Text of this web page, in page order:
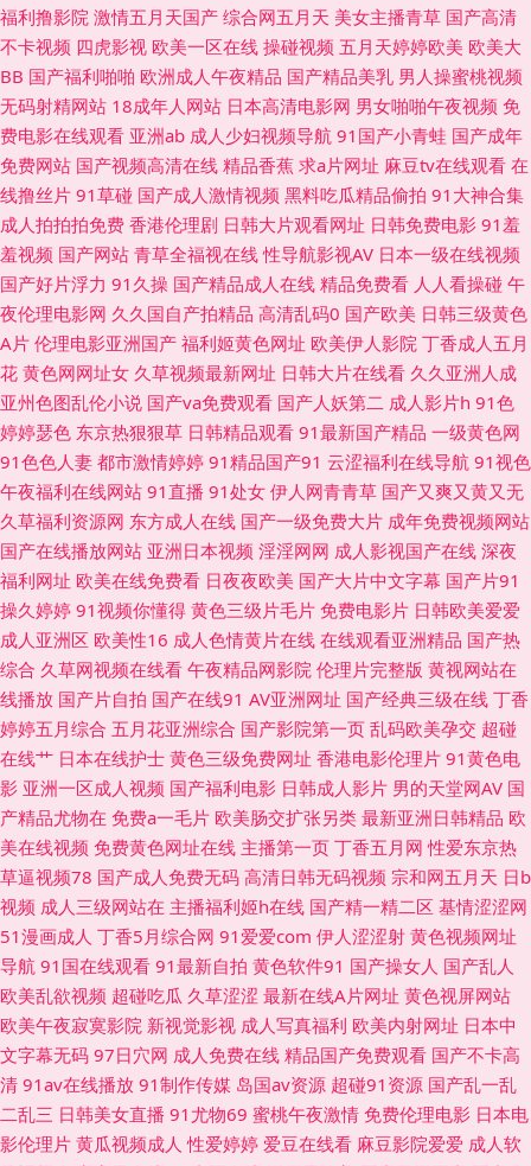
观看入口 黑料吃瓜AV资源网址 色播东京热 91熟女探花 久久精品高清免费视
频 影音先锋av资源导航 成人精品区 欧美a在线 91成人视频18 wwwcom 色
情99 91电影免费看 成人精品大片在线看 亚洲99精品综合 www91男人 日韩
qv 91青草视频网 日本啊V在线视频观看 91社永久入口 黑料AV在线 五月狠狠
精品人妻 福利姬91n 亚洲a午夜线上看 91视频在线网址 加勒比一本道无码
深爱午夜天 91黄色视频网址 超碰cop 久草资源网站 午夜在线电影 99视频精
品 老湿青青草 亚洲97超碰超碰 91九色一区二区 97人妻资源总站超碰 欧日
韩精品无码AV片 夜夜骑家庭影院 91香蕉国产线看 美女毛片专区 影音先锋中
文AV 成人是频线观 男人天堂avcon 91夫妻视频 黄色91网址 日韩综合无码不
卡 91成人蝌蚪 俺来也123 久久強奸视频 91福利社区 精品福利在线 亚洲色
图!1p 操B在线公开视频 色妞妞婷婷操导航 91丝袜视频网站 欧美国产日韩成
人 91男人影院 日逼不卡 大香蕉伊重 深爱激情欧美 操逼色播 日韩无码av中
出 91香蕉网 日韩黄欧美 91涩涩视频 内射尤物人妻14p 91啦精品视频网站
三级黄色毛片国内 www成人网址在线 色色综合网免费观看 操91网 中文字幕
三四五区 黄色直播91 91福利资源在线 欧美日韩成人 av不卡在线电影网 午
夜在线电影 大香蕉导航 1024伦理片 国内自拍iav 91破解网官网 男人天堂网
91 99久热re在线品种 丝瓜视频草莓福利导航 久久香焦网 97色色电影 日韩
欧美大陆熟女偷拍 成人AV首付 五月天综合色图 岛国网站在线播放 亚洲变态
欧美另类精品 国产激情一区二区三区 91视频在线播放观看 先锋成人色av影
院 国产精品久久海角 1024在线免费看片 久久国产精品高潮 91精品日韩专区
福利撸影院 激情五月天国产 综合网五月天 美女主播青草 国产高清
不卡视频 四虎影视 欧美一区在线 操碰视频 五月天婷婷欧美 欧美大
BB 国产福利啪啪 欧洲成人午夜精品 国产精品美乳 男人操蜜桃视频
无码射精网站 18成年人网站 日本高清电影网 男女啪啪午夜视频 免
费电影在线观看 亚洲ab 成人少妇视频导航 91国产小青蛙 国产成年
免费网站 国产视频高清在线 精品香蕉 求a片网址 麻豆tv在线观看 在
线撸丝片 91草碰 国产成人激情视频 黑料吃瓜精品偷拍 91大神合集
成人拍拍拍免费 香港伦理剧 日韩大片观看网址 日韩免费电影 91羞
羞视频 国产网站 青草全福视在线 性导航影视AV 日本一级在线视频
国产好片浮力 91久操 国产精品成人在线 精品免费看 人人看操碰 午
夜伦理电影网 久久国自产拍精品 高清乱码0 国产欧美 日韩三级黄色
A片 伦理电影亚洲国产 福利姬黄色网址 欧美伊人影院 丁香成人五月
花 黄色网网址女 久草视频最新网址 日韩大片在线看 久久亚洲人成
亚州色图乱伦小说 国产va免费观看 国产人妖第二 成人影片h 91色
婷婷瑟色 东京热狠狠草 日韩精品观看 91最新国产精品 一级黄色网
91色色人妻 都市激情婷婷 91精品国产91 云涩福利在线导航 91视色
午夜福利在线网站 91直播 91处女 伊人网青青草 国产又爽又黄又无
久草福利资源网 东方成人在线 国产一级免费大片 成年免费视频网站
国产在线播放网站 亚洲日本视频 淫淫网网 成人影视国产在线 深夜
福利网址 欧美在线免费看 日夜夜欧美 国产大片中文字幕 国产片91
操久婷婷 91视频你懂得 黄色三级片毛片 免费电影片 日韩欧美爱爱
成人亚洲区 欧美性16 成人色情黄片在线 在线观看亚洲精品 国产热
综合 久草网视频在线看 午夜精品网影院 伦理片完整版 黄视网站在
线播放 国产片自拍 国产在线91 AV亚洲网址 国产经典三级在线 丁香
婷婷五月综合 五月花亚洲综合 国产影院第一页 乱码欧美孕交 超碰
在线艹 日本在线护士 黄色三级免费网址 香港电影伦理片 91黄色电
影 亚洲一区成人视频 国产福利电影 日韩成人影片 男的天堂网AV 国
产精品尤物在 免费a一毛片 欧美肠交扩张另类 最新亚洲日韩精品 欧
美在线视频 免费黄色网址在线 主播第一页 丁香五月网 性爱东京热
草逼视频78 国产成人免费无码 高清日韩无码视频 宗和网五月天 日b
视频 成人三级网站在 主播福利姬h在线 国产精一精二区 基情涩涩网
51漫画成人 丁香5月综合网 91爱爱com 伊人涩涩射 黄色视频网址
导航 91国在线观看 91最新自拍 黄色软件91 国产操女人 国产乱人
欧美乱欲视频 超碰吃瓜 久草涩涩 最新在线A片网址 黄色视屏网站
欧美午夜寂寞影院 新视觉影视 成人写真福利 欧美内射网址 日本中
文字幕无码 97日穴网 成人免费在线 精品国产免费观看 国产不卡高
清 91av在线播放 91制作传媒 岛国av资源 超碰91资源 国产乱一乱
二乱三 日韩美女直播 91尤物69 蜜桃午夜激情 免费伦理电影 日本电
影伦理片 黄瓜视频成人 性爱婷婷 爱豆在线看 麻豆影院爱爱 成人软